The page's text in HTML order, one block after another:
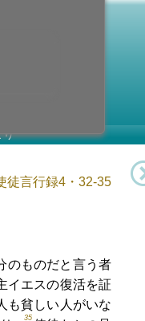
り
徒言行録4・32-35
のものだと言う者
イエスの復活を証
も貧しい人がいな
35